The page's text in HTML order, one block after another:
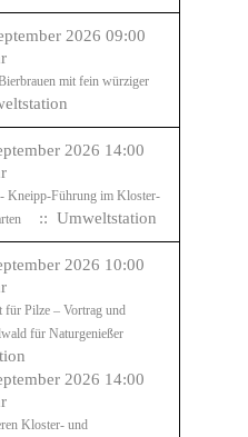
2026 09:00
mit fein würziger
2026 14:00
Kneipp-Führung im Kloster-
:: Umweltstation
2026 10:00
für Pilze – Vortrag und
für Naturgenießer
2026 14:00
Kloster- und